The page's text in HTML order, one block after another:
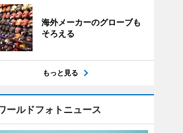
海外メーカーのグローブも
そろえる
もっと見る
ールドフォトニュース